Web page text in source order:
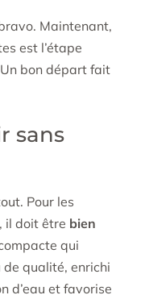
Maintenant,
est l’étape
bon départ fait
sans
Pour les
il doit être bien
qui
qualité, enrichi
d’eau et favorise